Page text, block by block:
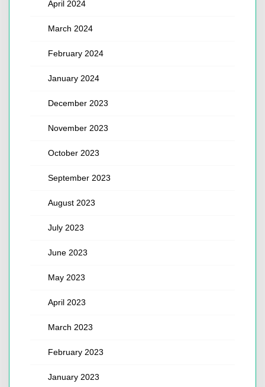
April 2024
March 2024
February 2024
January 2024
December 2023
November 2023
October 2023
September 2023
August 2023
July 2023
June 2023
May 2023
April 2023
March 2023
February 2023
January 2023